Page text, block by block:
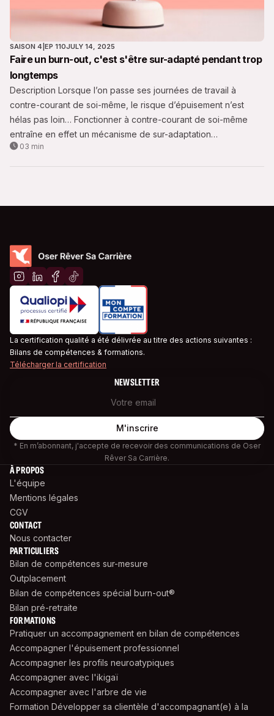
SAISON 4 EP 110JULY 14, 2025
Faire un burn-out, c'est s'être sur-adapté pendant trop
longtemps
Description Lorsque l’on passe ses journées de travail à
contre-courant de soi-même, le risque d’épuisement n’est
hélas pas loin… Fonctionner à contre-courant de soi-même
entraîne en effet un mécanisme de sur-adaptation
particulièrement énergivore et délétère. Il y a alors danger.
03 min
La certification qualité a été délivrée au titre des actions suivantes :
Bilans de compétences & formations.
Télécharger la certification
NEWSLETTER
* En m’abonnant, j'accepte de recevoir des communications de Oser
Rêver Sa Carrière.
À PROPOS
L'équipe
Mentions légales
CGV
CONTACT
Nous contacter
PARTICULIERS
Bilan de compétences sur-mesure
Outplacement
Bilan de compétences spécial burn-out®
Bilan pré-retraite
FORMATIONS
Pratiquer un accompagnement en bilan de compétences
Accompagner l'épuisement professionnel
Accompagner les profils neuroatypiques
Accompagner avec l'ikigaï
Accompagner avec l'arbre de vie
Formation Développer sa clientèle d'accompagnant(e) à la